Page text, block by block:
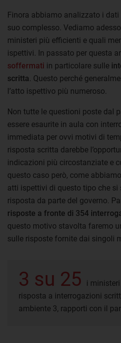
Finora abbiamo analizzato i
suo complesso. Vediamo
ministeri più efficienti e quali
ispettivi. In passato per questa
soffermati in particolare sulle
scritta . Questo perché
l’atto ispettivo più numeroso.
Non tutte le questioni poste dal
essere esaurite in aula con
immediata per ovvi motivi di
risposta scritta darebbe
indicazioni più circostanziate e
questo caso però, come
atti ispettivi di questo tipo che si
risposta da parte del governo.
risposte a fronte di 354
questo motivo stavolta faremo
sulle risposte fornite dai singoli
3 su 25
i
risposta a interrogazioni
ambiente 3, rapporti con il